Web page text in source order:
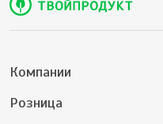
Компании
Розница